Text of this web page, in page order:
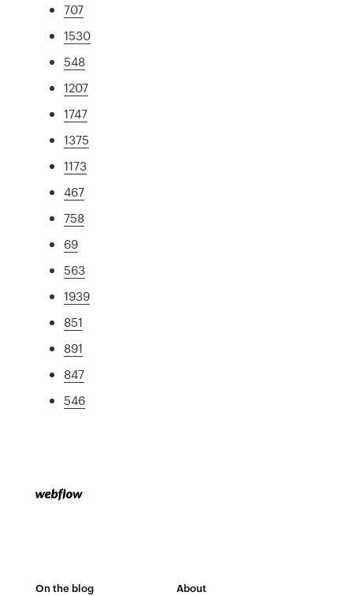
707
1530
548
1207
1747
1375
1173
467
758
69
563
1939
851
891
847
546
On the blog About